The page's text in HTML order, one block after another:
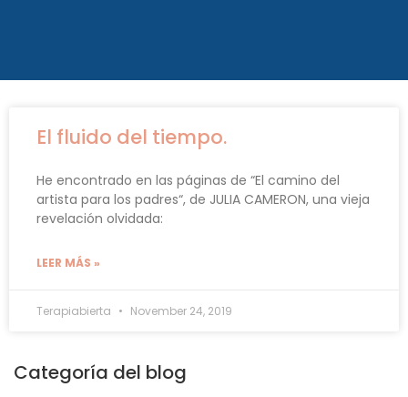
El fluido del tiempo.
He encontrado en las páginas de “El camino del
artista para los padres“, de JULIA CAMERON, una vieja
revelación olvidada:
LEER MÁS »
Terapiabierta November 24, 2019
Categoría del blog